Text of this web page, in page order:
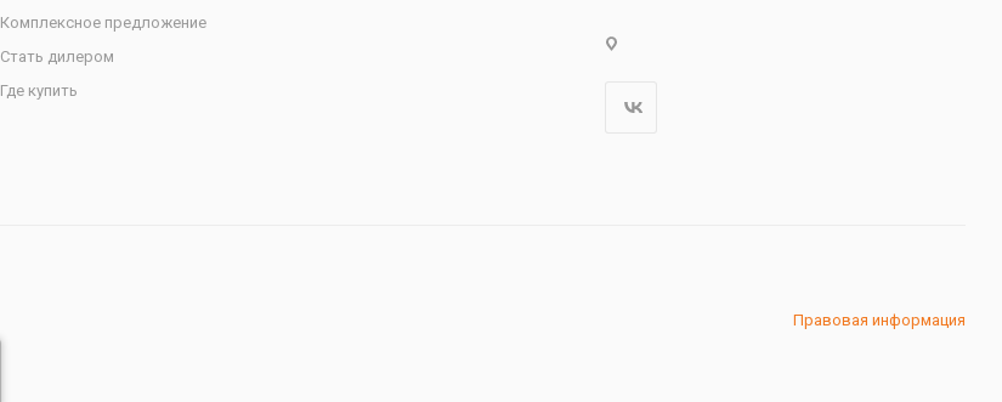
Комплексное предложение
Стать дилером
Где купить
Правовая информация